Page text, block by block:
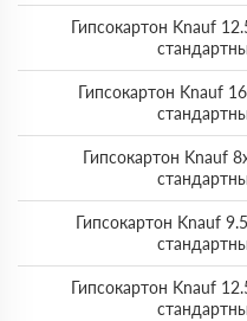
Гипсокартон Knauf
Гипсокартон Knauf
Гипсокартон Knauf
Гипсокартон Knauf
Гипсокартон Knauf